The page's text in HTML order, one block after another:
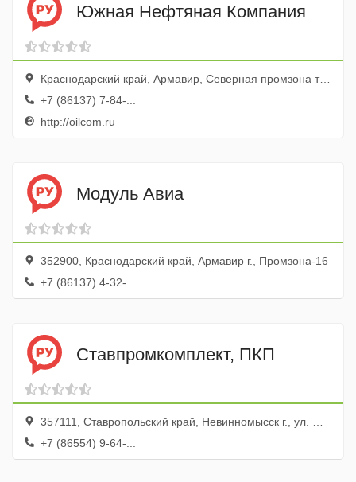
Южная Нефтяная Компания
Краснодарский край, Армавир, Северная промзона территория
+7 (86137) 7-84-...
http://oilcom.ru
Модуль Авиа
352900, Краснодарский край, Армавир г., Промзона-16
+7 (86137) 4-32-...
Ставпромкомплект, ПКП
357111, Ставропольский край, Невинномысск г., ул. Монтажная, 4а
+7 (86554) 9-64-...